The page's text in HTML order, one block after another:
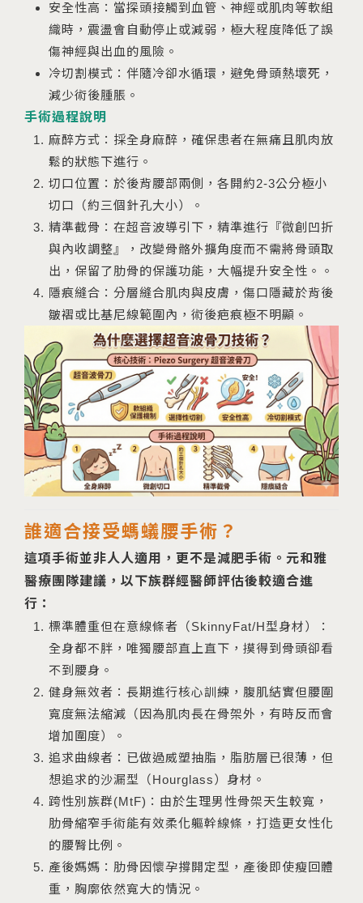
安全性高：當探頭接觸到血管、神經或肌肉等軟組
織時，震盪會自動停止或減弱，極大程度降低了誤
傷神經與出血的風險。
冷切割模式：伴隨冷卻水循環，避免骨頭熱壞死，
減少術後腫脹。
手術過程說明
麻醉方式：採全身麻醉，確保患者在無痛且肌肉放
鬆的狀態下進行。
切口位置：於後背腰部兩側，各開約2-3公分極小
切口（約三個針孔大小）。
精準截骨：在超音波導引下，精準進行『微創凹折
與內收調整』，改變骨骼外擴角度而不需將骨頭取
出，保留了肋骨的保護功能，大幅提升安全性。。
隱痕縫合：分層縫合肌肉與皮膚，傷口隱藏於背後
皺褶或比基尼線範圍內，術後疤痕極不明顯。
誰適合接受螞蟻腰手術？
這項手術並非人人適用，更不是減肥手術。元和雅
醫療團隊建議，以下族群經醫師評估後較適合進
行：
標準體重但在意線條者（SkinnyFat/H型身材）：
全身都不胖，唯獨腰部直上直下，摸得到骨頭卻看
不到腰身。
健身無效者：長期進行核心訓練，腹肌結實但腰圍
寬度無法縮減（因為肌肉長在骨架外，有時反而會
增加圍度）。
追求曲線者：已做過威塑抽脂，脂肪層已很薄，但
想追求的沙漏型（Hourglass）身材。
跨性別族群(MtF)：由於生理男性骨架天生較寬，
肋骨縮窄手術能有效柔化軀幹線條，打造更女性化
的腰臀比例。
產後媽媽：肋骨因懷孕撐開定型，產後即使瘦回體
重，胸廓依然寬大的情況。